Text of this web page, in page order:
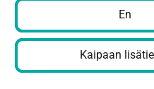
En
Kaipaan